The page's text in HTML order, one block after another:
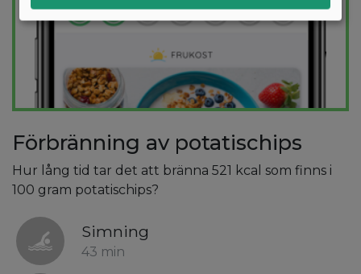
Förbränning av potatischips
Hur lång tid tar det att bränna 521 kcal som finns i
100 gram potatischips?
Simning
43 min